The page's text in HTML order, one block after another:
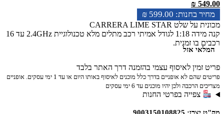
₪ 599.00
₪ 549.00
מכונית על שלט CARRERA LIME STAR
קנה מידה 1:18 לגודל אמיתי רכב מתלים מלא טכנולוגיית 2.4GHz עד 16
רכבים בו זמנית.
מהירות מקס 50 קמ"ש
המלאי אזל
פריט זמין לאיסוף עצמי בהזמנה דרך האתר בלבד
פריטים שהם לא אופניים בדרך כלל מוכנים לאיסוף באותו היום או עד 1 ימי עסקים. אופניים
מצריכים הרכבה ולכן יהיו מוכנים עד 6 ימי עסקים
צפייה בפרטי החנות